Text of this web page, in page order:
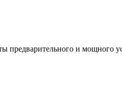
и мощного